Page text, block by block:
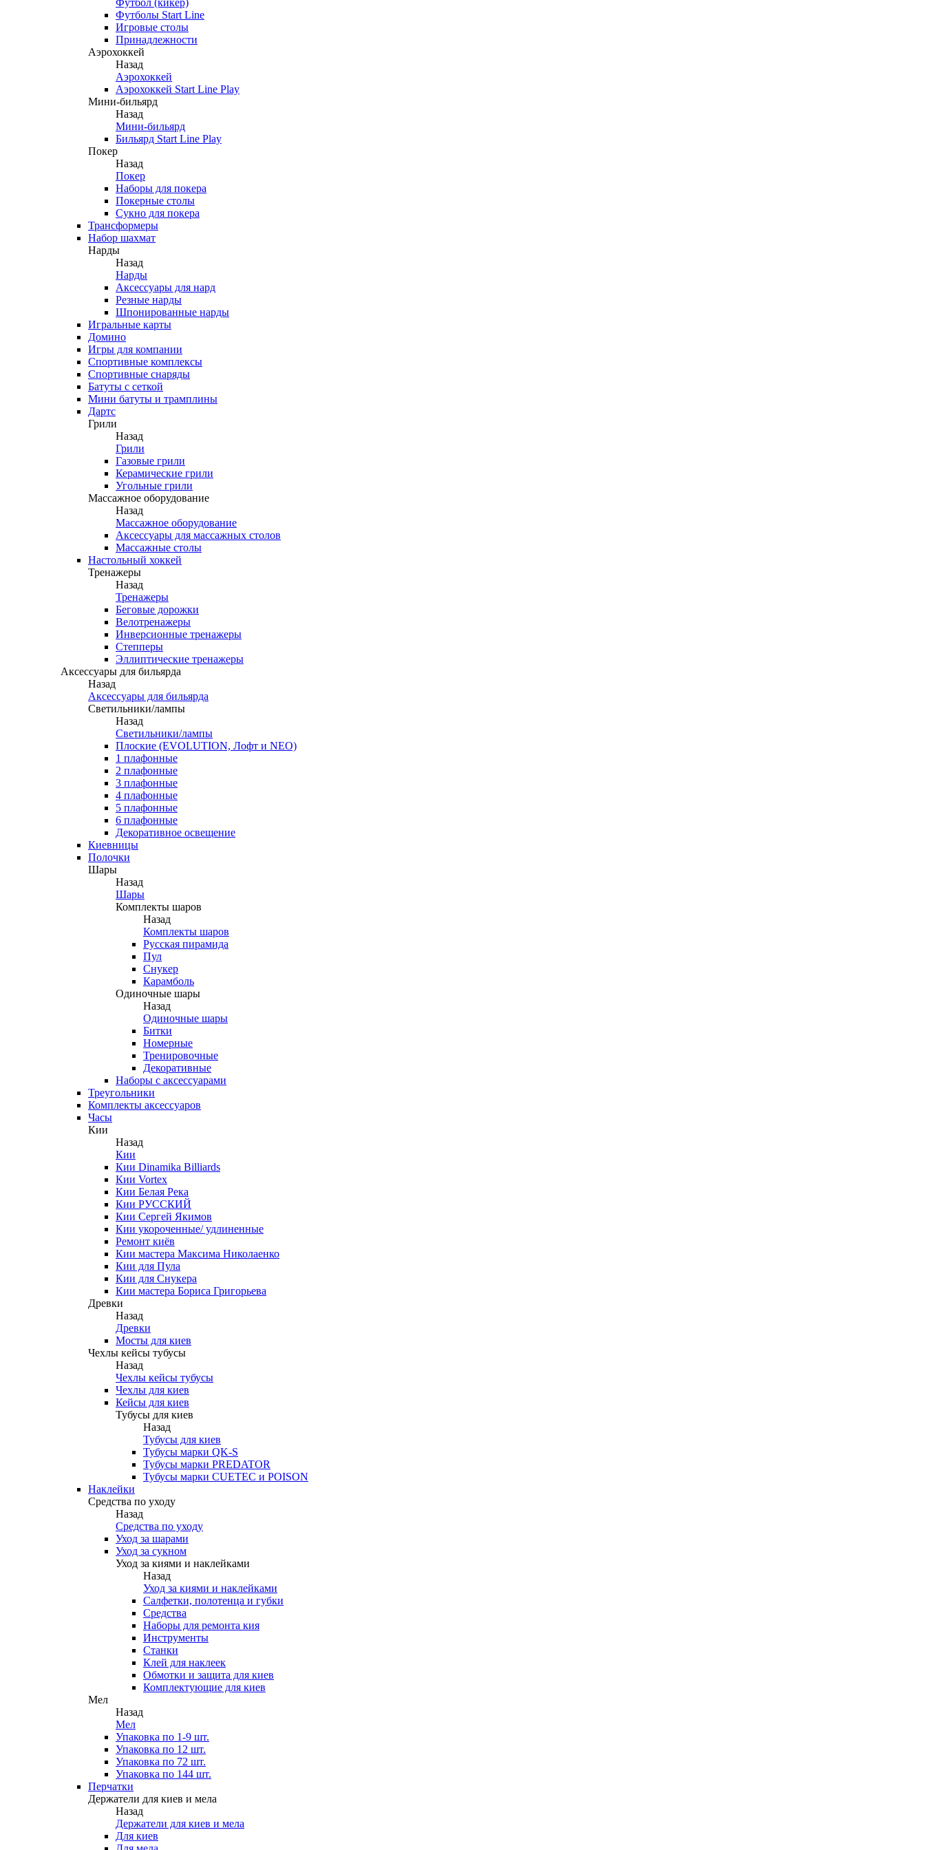
Футбол (кикер)
Футболы Start Line
Игровые столы
Принадлежности
Аэрохоккей
Назад
Аэрохоккей
Аэрохоккей Start Line Play
Мини-бильярд
Назад
Мини-бильярд
Бильярд Start Line Play
Покер
Назад
Покер
Наборы для покера
Покерные столы
Сукно для покера
Трансформеры
Набор шахмат
Нарды
Назад
Нарды
Аксессуары для нард
Резные нарды
Шпонированные нарды
Игральные карты
Домино
Игры для компании
Спортивные комплексы
Спортивные снаряды
Батуты с сеткой
Мини батуты и трамплины
Дартс
Грили
Назад
Грили
Газовые грили
Керамические грили
Угольные грили
Массажное оборудование
Назад
Массажное оборудование
Аксессуары для массажных столов
Массажные столы
Настольный хоккей
Тренажеры
Назад
Тренажеры
Беговые дорожки
Велотренажеры
Инверсионные тренажеры
Степперы
Эллиптические тренажеры
Аксессуары для бильярда
Назад
Аксессуары для бильярда
Светильники/лампы
Назад
Светильники/лампы
Плоские (EVOLUTION, Лофт и NEO)
1 плафонные
2 плафонные
3 плафонные
4 плафонные
5 плафонные
6 плафонные
Декоративное освещение
Киевницы
Полочки
Шары
Назад
Шары
Комплекты шаров
Назад
Комплекты шаров
Русская пирамида
Пул
Снукер
Карамболь
Одиночные шары
Назад
Одиночные шары
Битки
Номерные
Тренировочные
Декоративные
Наборы с аксессуарами
Треугольники
Комплекты аксессуаров
Часы
Кии
Назад
Кии
Кии Dinamika Billiards
Кии Vortex
Кии Белая Река
Кии РУССКИЙ
Кии Сергей Якимов
Кии укороченные/ удлиненные
Ремонт киёв
Кии мастера Максима Николаенко
Кии для Пула
Кии для Снукера
Кии мастера Бориса Григорьева
Древки
Назад
Древки
Мосты для киев
Чехлы кейсы тубусы
Назад
Чехлы кейсы тубусы
Чехлы для киев
Кейсы для киев
Тубусы для киев
Назад
Тубусы для киев
Тубусы марки QK-S
Тубусы марки PREDATOR
Тубусы марки CUETEC и POISON
Наклейки
Средства по уходу
Назад
Средства по уходу
Уход за шарами
Уход за сукном
Уход за киями и наклейками
Назад
Уход за киями и наклейками
Салфетки, полотенца и губки
Средства
Наборы для ремонта кия
Инструменты
Станки
Клей для наклеек
Обмотки и защита для киев
Комплектующие для киев
Мел
Назад
Мел
Упаковка по 1-9 шт.
Упаковка по 12 шт.
Упаковка по 72 шт.
Упаковка по 144 шт.
Перчатки
Держатели для киев и мела
Назад
Держатели для киев и мела
Для киев